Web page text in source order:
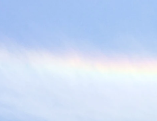
番組サポート / 予報原稿作成